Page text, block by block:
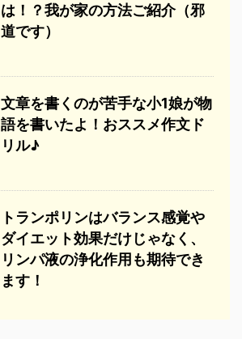
は！？我が家の方法ご紹介（邪
道です）
文章を書くのが苦手な小1娘が物
語を書いたよ！おススメ作文ド
リル♪
トランポリンはバランス感覚や
ダイエット効果だけじゃなく、
リンパ液の浄化作用も期待でき
ます！